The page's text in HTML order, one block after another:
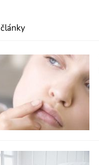
články